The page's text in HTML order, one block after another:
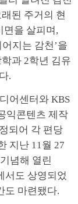
된 주거의 현
면을 살피며,
지는 감천’을
과 2학년 김유
.
어센터와 KBS
익콘텐츠 제작
되어 각 편당
지난 11월 27
념해 열린
서도 상영되었
도 마련됐다.